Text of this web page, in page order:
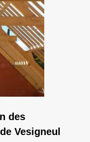
des
Vesigneul